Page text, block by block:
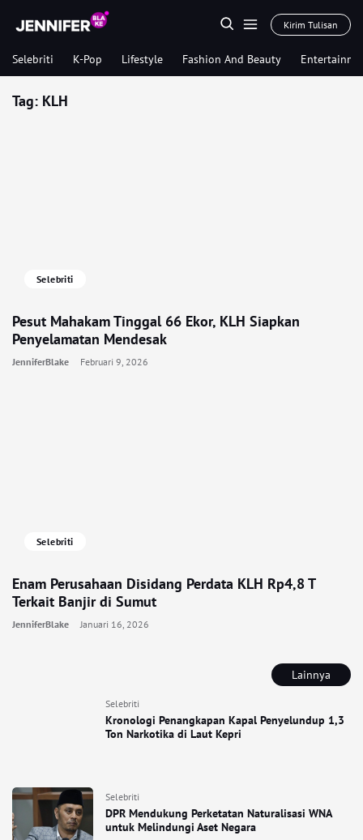
Kirim Tulisan
Selebriti K-Pop Lifestyle Fashion And Beauty
Lainnya
Selebriti
Kronologi Penangkapan Kapal Penyelundup 1,3
Ton Narkotika di Laut Kepri
Selebriti
DPR Mendukung Perketatan Naturalisasi WNA
untuk Melindungi Aset Negara
Tag: KLH
Selebriti
Pesut Mahakam Tinggal 66 Ekor, KLH Siapkan
Penyelamatan Mendesak
JenniferBlake Februari 9, 2026
Selebriti
Enam Perusahaan Disidang Perdata KLH Rp4,8 T
Terkait Banjir di Sumut
JenniferBlake Januari 16, 2026